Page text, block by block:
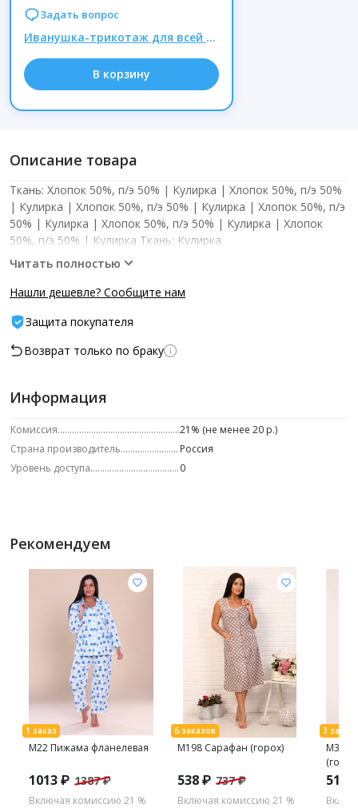
Задать вопрос
Иванушка-трикотаж для всей семьи. Трусы хлопок - хит продаж! Новинки - Алладины и рубашки!
В корзину
Описание товара
Ткань: Хлопок 50%, п/э 50% | Кулирка | Хлопок 50%, п/э 50%
| Кулирка | Хлопок 50%, п/э 50% | Кулирка | Хлопок 50%, п/э
50% | Кулирка | Хлопок 50%, п/э 50% | Кулирка | Хлопок
50%, п/э 50% | Кулирка Ткань: Кулирка
Читать полностью
Нашли дешевле? Сообщите нам
Защита покупателя
Возврат только по браку
Информация
Комиссия
21% (не менее 20 р.)
Страна производитель
Россия
Уровень доступа
0
Рекомендуем
М22 Пижама фланелевая
1013 ₽ 1387 ₽
Включая комиссию 21 %
М198 Сарафан (горох)
538 ₽ 737 ₽
Включая комиссию 21 %
М384
513